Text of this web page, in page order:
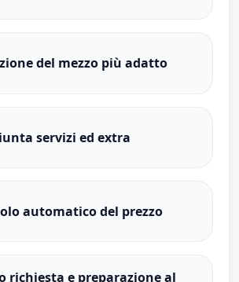
del mezzo più adatto
servizi ed extra
automatico del prezzo
richiesta e preparazione al